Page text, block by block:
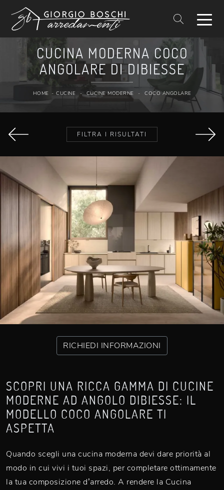
CUCINA MODERNA COCO
ANGOLARE DI DIBIESSE
HOME - CUCINE - CUCINE MODERNE - COCO ANGOLARE
FILTRA I RISULTATI
RICHIEDI INFORMAZIONI
SCOPRI UNA RICCA GAMMA DI CUCINE
MODERNE AD ANGOLO DIBIESSE: IL
MODELLO COCO ANGOLARE TI
ASPETTA
Quando scegli una cucina moderna devi dare priorità al
modo in cui vivi i tuoi spazi, per completare ottimamente
la tua composizione d’arredo. A rendere la Cucina